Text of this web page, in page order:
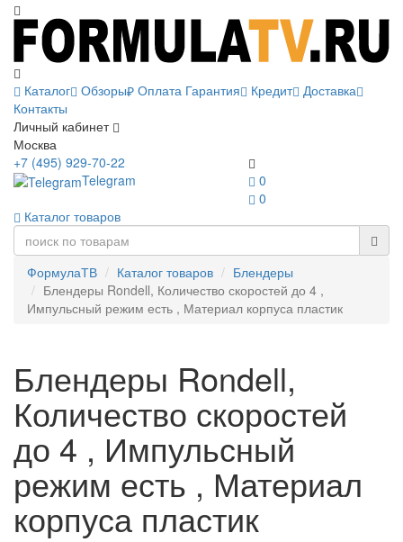
Каталог Обзоры Оплата Гарантия Кредит
Доставка
Контакты
Личный кабинет
Москва
0
0
+7 (495) 929-70-22
Telegram
Каталог товаров
ФормулаТВ Каталог товаров
Блендеры
Блендеры Rondell, Количество скоростей до 4 ,
Импульсный режим есть , Материал корпуса пластик
Блендеры Rondell,
Количество скоростей
до 4 , Импульсный
режим есть , Материал
корпуса пластик